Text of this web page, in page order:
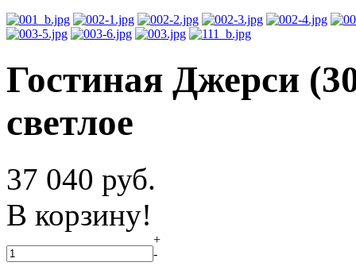
Гостиная Джерси
светлое
37 040 руб.
В корзину!
+
-